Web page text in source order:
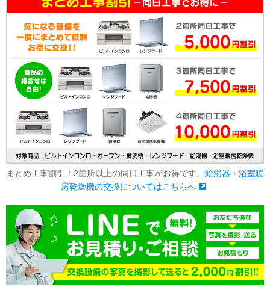
まとめ工事割引！2箇所以上の同日工事がお得です。 給湯器・浴室暖
房乾燥機の交換についてはこちらへ